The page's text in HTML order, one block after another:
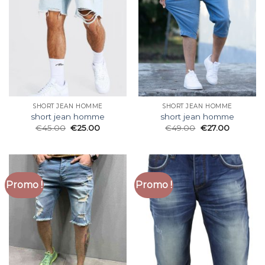
SHORT JEAN HOMME
short jean homme
€45.00 €25.00
SHORT JEAN HOMME
short jean homme
€49.00 €27.00
Promo ! Promo !